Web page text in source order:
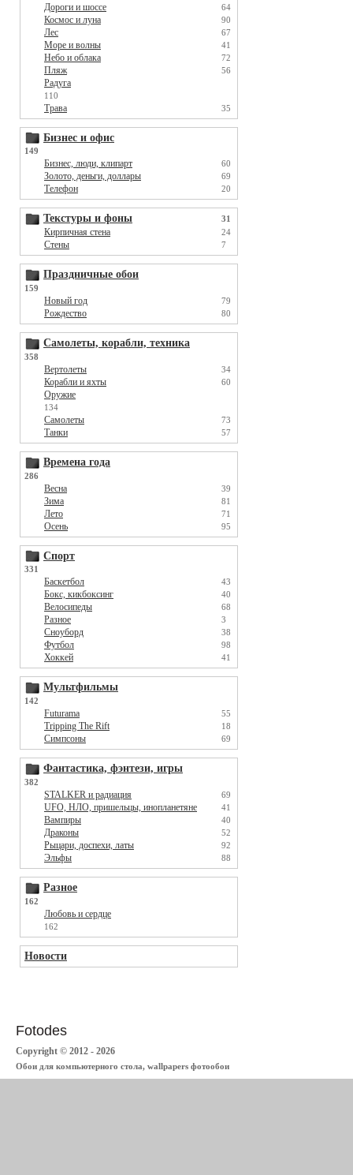
Дороги и шоссе 64
Космос и луна 90
Лес 67
Море и волны 41
Небо и облака 72
Пляж 56
Радуга
110
Трава 35
Бизнес и офис
149
Бизнес, люди, клипарт 60
Золото, деньги, доллары 69
Телефон 20
Текстуры и фоны 31
Кирпичная стена 24
Стены 7
Праздничные обои
159
Новый год 79
Рождество 80
Самолеты, корабли, техника
358
Вертолеты 34
Корабли и яхты 60
Оружие
134
Самолеты 73
Танки 57
Времена года
286
Весна 39
Зима 81
Лето 71
Осень 95
Спорт
331
Баскетбол 43
Бокс, кикбоксинг 40
Велосипеды 68
Разное 3
Сноуборд 38
Футбол 98
Хоккей 41
Мультфильмы
142
Futurama 55
Tripping The Rift 18
Симпсоны 69
Фантастика, фэнтези, игры
382
STALKER и радиация 69
UFO, НЛО, пришельцы, инопланетяне 41
Вампиры 40
Драконы 52
Рыцари, доспехи, латы 92
Эльфы 88
Разное
162
Любовь и сердце
162
Новости
Fotodes
Copyright © 2012 - 2026
Обои для компьютерного стола, wallpapers фотообои